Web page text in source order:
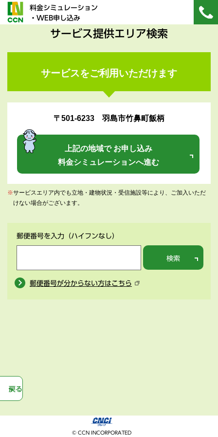
料金シミュレーション
・WEB申し込み
サービス提供エリア検索
サービスをご利用いただけます
〒501-6233 羽島市竹鼻町飯柄
上記の地域で お申し込み
料金シミュレーションへ進む
※サービスエリア内でも立地・建物状況・受信施設等により、ご加入いただ
けない場合がございます。
郵便番号を入力 （ハイフンなし）
検索
郵便番号が分からない方はこちら
戻る
© CCN INCORPORATED